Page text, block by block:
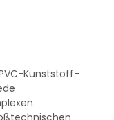
Kunststoff-